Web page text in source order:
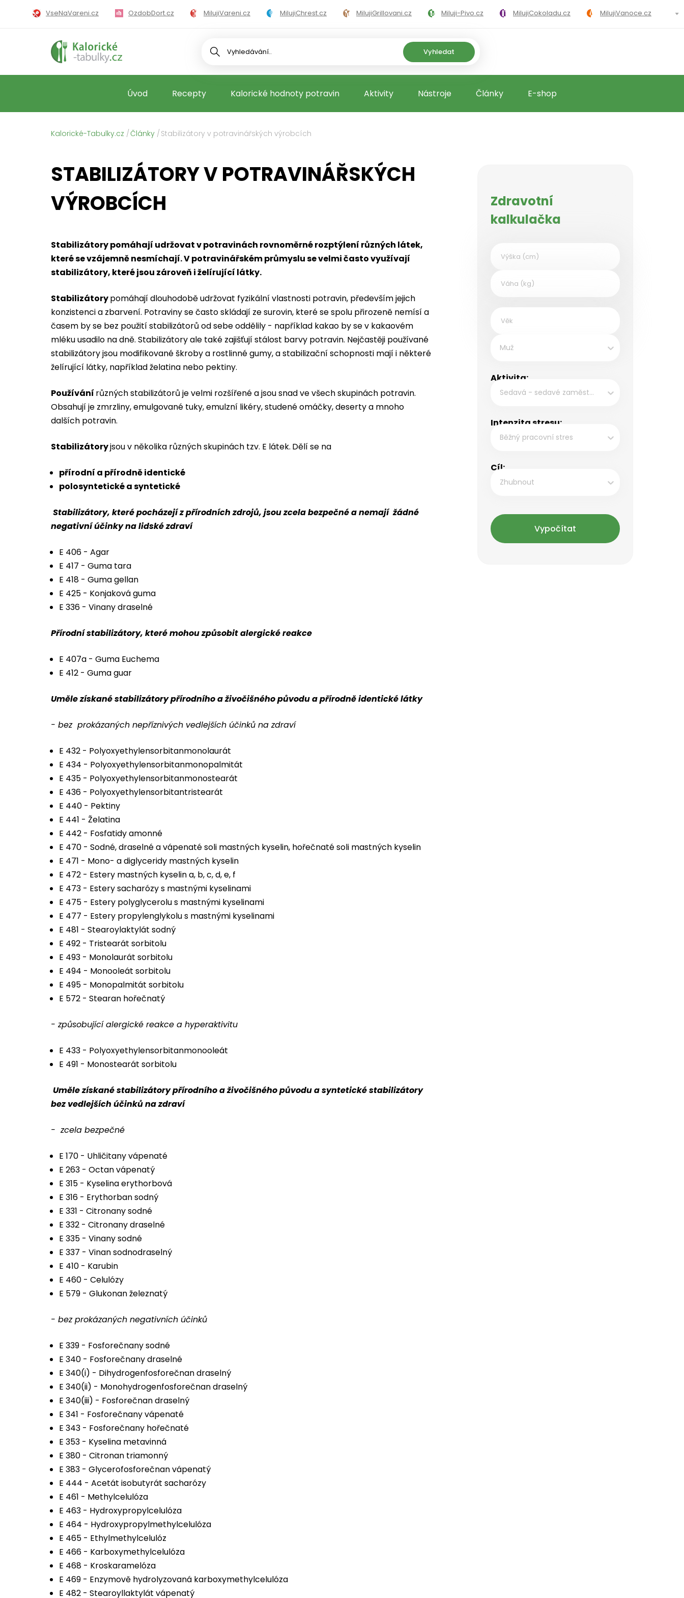
VseNaVareni.cz OzdobDort.cz MilujiVareni.cz MilujiChrest.cz MilujiGrillovani.cz Miluji-Pivo.cz MilujiCokoladu.cz MilujiVanoce.cz
MilujiZmrzlinu.cz
Kaloricke-tabulky.cz
Vyhledat
Úvod Recepty Kalorické hodnoty potravin Aktivity Nástroje Články E-shop
Kalorické-Tabulky.cz Články Stabilizátory v potravinářských výrobcích
STABILIZÁTORY V POTRAVINÁŘSKÝCH
VÝROBCÍCH
Stabilizátory pomáhají udržovat v potravinách rovnoměrné rozptýlení různých látek,
které se vzájemně nesmíchají. V potravinářském průmyslu se velmi často využívají
stabilizátory, které jsou zároveň i želírující látky.
Stabilizátorypomáhají dlouhodobě udržovat fyzikální vlastnosti potravin, především jejich
konzistenci a zbarvení. Potraviny se často skládají ze surovin, které se spolu přirozeně nemísí a
časem by se bez použití stabilizátorů od sebe oddělily - například kakao by se v kakaovém
mléku usadilo na dně. Stabilizátory ale také zajišťují stálost barvy potravin. Nejčastěji používané
stabilizátory jsou modifikované škroby a rostlinné gumy, a stabilizační schopnosti mají i některé
želírující látky, například želatina nebo pektiny.
Používání různých stabilizátorů je velmi rozšířené a jsou snad ve všech skupinách potravin.
Obsahují je zmrzliny, emulgované tuky, emulzní likéry, studené omáčky, deserty a mnoho
dalších potravin.
Stabilizátoryjsou v několika různých skupinách tzv. E látek. Dělí se na
přírodní a přírodně identické
polosyntetické a syntetické
Stabilizátory, které pocházejí z přírodních zdrojů, jsou zcela bezpečné a nemají žádné
negativní účinky na lidské zdraví
E 406 - Agar
E 417 - Guma tara
E 418 - Guma gellan
E 425 - Konjaková guma
E 336 - Vinany draselné
Přírodní stabilizátory, které mohou způsobit alergické reakce
E 407a - Guma Euchema
E 412 - Guma guar
Uměle získané stabilizátory přírodního a živočišného původu a přírodně identické látky
- bez prokázaných nepříznivých vedlejších účinků na zdraví
E 432 - Polyoxyethylensorbitanmonolaurát
E 434 - Polyoxyethylensorbitanmonopalmitát
E 435 - Polyoxyethylensorbitanmonostearát
E 436 - Polyoxyethylensorbitantristearát
E 440 - Pektiny
E 441 - Želatina
E 442 - Fosfatidy amonné
E 470 - Sodné, draselné a vápenaté soli mastných kyselin, hořečnaté soli mastných kyselin
E 471 - Mono- a diglyceridy mastných kyselin
E 472 - Estery mastných kyselin a, b, c, d, e, f
E 473 - Estery sacharózy s mastnými kyselinami
E 475 - Estery polyglycerolu s mastnými kyselinami
E 477 - Estery propylenglykolu s mastnými kyselinami
E 481 - Stearoylaktylát sodný
E 492 - Tristearát sorbitolu
E 493 - Monolaurát sorbitolu
E 494 - Monooleát sorbitolu
E 495 - Monopalmitát sorbitolu
E 572 - Stearan hořečnatý
- způsobující alergické reakce a hyperaktivitu
E 433 - Polyoxyethylensorbitanmonooleát
E 491 - Monostearát sorbitolu
Uměle získané stabilizátory přírodního a živočišného původu a syntetické stabilizátory
bez vedlejších účinků na zdraví
- zcela bezpečné
E 170 - Uhličitany vápenaté
E 263 - Octan vápenatý
E 315 - Kyselina erythorbová
E 316 - Erythorban sodný
E 331 - Citronany sodné
E 332 - Citronany draselné
E 335 - Vinany sodné
E 337 - Vinan sodnodraselný
E 410 - Karubin
E 460 - Celulózy
E 579 - Glukonan železnatý
- bez prokázaných negativních účinků
E 339 - Fosforečnany sodné
E 340 - Fosforečnany draselné
E 340(i) - Dihydrogenfosforečnan draselný
E 340(ii) - Monohydrogenfosforečnan draselný
E 340(iii) - Fosforečnan draselný
E 341 - Fosforečnany vápenaté
E 343 - Fosforečnany hořečnaté
E 353 - Kyselina metavinná
E 380 - Citronan triamonný
E 383 - Glycerofosforečnan vápenatý
E 444 - Acetát isobutyrát sacharózy
E 461 - Methylcelulóza
E 463 - Hydroxypropylcelulóza
E 464 - Hydroxypropylmethylcelulóza
E 465 - Ethylmethylcelulóz
E 466 - Karboxymethylcelulóza
E 468 - Kroskaramelóza
E 469 - Enzymově hydrolyzovaná karboxymethylcelulóza
E 482 - Stearoyllaktylát vápenatý
Zdravotní
kalkulačka
Muž
Aktivita:
Sedavá - sedavé zaměstnání, např. kancelářské práce
Intenzita stresu:
Běžný pracovní stres
Cíl:
Zhubnout
Vypočítat